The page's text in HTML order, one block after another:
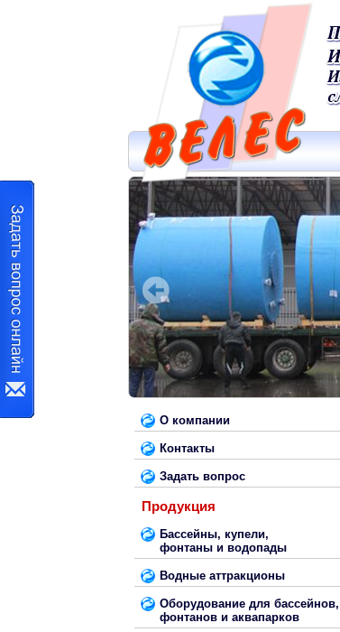
О компании
Контакты
Задать вопрос
Продукция
Бассейны, купели,
фонтаны и водопады
Водные аттракционы
Оборудование для бассейнов,
фонтанов и аквапарков